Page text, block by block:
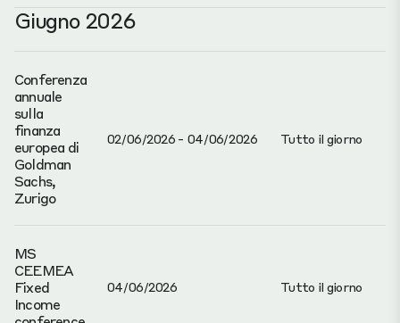
Giugno 2026
Conferenza
annuale
sulla
finanza
europea di
Goldman
Sachs,
Zurigo
02/06/2026 - 04/06/2026 Tutto il giorno
MS
CEEMEA
Fixed
Income
04/06/2026 Tutto il giorno